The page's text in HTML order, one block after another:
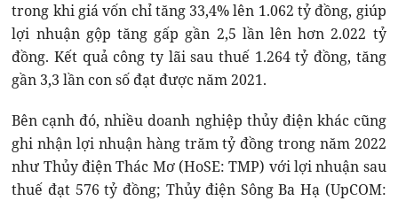
trong khi giá vốn chỉ tăng 33,4% lên 1.062 tỷ đồng, giúp
lợi nhuận gộp tăng gấp gần 2,5 lần lên hơn 2.022 tỷ
đồng. Kết quả công ty lãi sau thuế 1.264 tỷ đồng, tăng
gần 3,3 lần con số đạt được năm 2021.
Bên cạnh đó, nhiều doanh nghiệp thủy điện khác cũng
ghi nhận lợi nhuận hàng trăm tỷ đồng trong năm 2022
như Thủy điện Thác Mơ (HoSE: TMP) với lợi nhuận sau
thuế đạt 576 tỷ đồng; Thủy điện Sông Ba Hạ (UpCOM: